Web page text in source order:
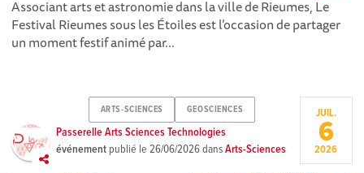
Associant arts et astronomie dans la ville de Rieumes, Le
Festival Rieumes sous les Étoiles est l’occasion de partager
un moment festif animé par...
ARTS-SCIENCES GEOSCIENCES
Passerelle Arts Sciences Technologies
événement publié le26/06/2026dansArts-Sciences
JUIL.
6
2026